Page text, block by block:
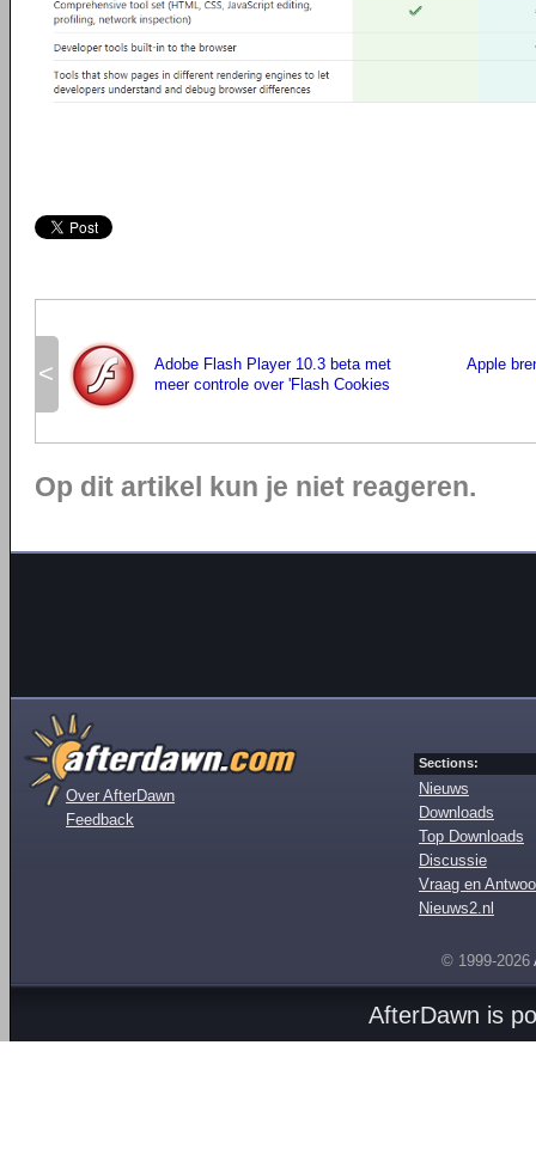
<
Adobe Flash Player 10.3 beta met
meer controle over 'Flash Cookies
Apple
Op dit artikel kun je niet reageren.
Over AfterDawn
Feedback
Sections:
Nieuws
Downloads
Top Downloads
Discussie
Vraag en
Nieuws2.nl
© 1999-2026
AfterDawn is